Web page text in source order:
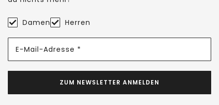
Damen Herren
E-Mail-Adresse *
ZUM NEWSLETTER ANMELDEN